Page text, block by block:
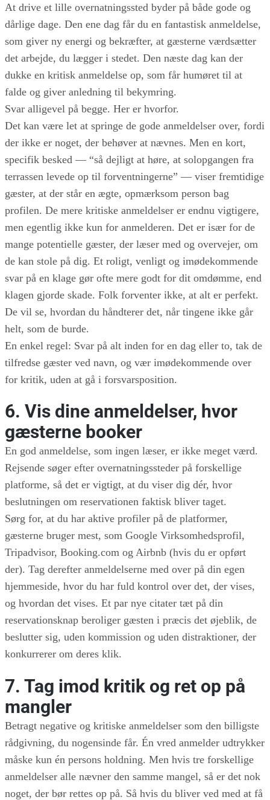
At drive et lille overnatningssted byder på både gode og
dårlige dage. Den ene dag får du en fantastisk anmeldelse,
som giver ny energi og bekræfter, at gæsterne værdsætter
det arbejde, du lægger i stedet. Den næste dag kan der
dukke en kritisk anmeldelse op, som får humøret til at
falde og giver anledning til bekymring.
Svar alligevel på begge. Her er hvorfor.
Det kan være let at springe de gode anmeldelser over, fordi
der ikke er noget, der behøver at nævnes. Men en kort,
specifik besked — “så dejligt at høre, at solopgangen fra
terrassen levede op til forventningerne” — viser fremtidige
gæster, at der står en ægte, opmærksom person bag
profilen. De mere kritiske anmeldelser er endnu vigtigere,
men egentlig ikke kun for anmelderen. Det er især for de
mange potentielle gæster, der læser med og overvejer, om
de kan stole på dig. Et roligt, venligt og imødekommende
svar på en klage gør ofte mere godt for dit omdømme, end
klagen gjorde skade. Folk forventer ikke, at alt er perfekt.
De vil se, hvordan du håndterer det, når tingene ikke går
helt, som de burde.
En enkel regel: Svar på alt inden for en dag eller to, tak de
tilfredse gæster ved navn, og vær imødekommende over
for kritik, uden at gå i forsvarsposition.
6. Vis dine anmeldelser, hvor
gæsterne booker
En god anmeldelse, som ingen læser, er ikke meget værd.
Rejsende søger efter overnatningssteder på forskellige
platforme, så det er vigtigt, at du viser dig dér, hvor
beslutningen om reservationen faktisk bliver taget.
Sørg for, at du har aktive profiler på de platformer,
gæsterne bruger mest, som Google Virksomhedsprofil,
Tripadvisor, Booking.com og Airbnb (hvis du er opført
der). Tag derefter anmeldelserne med over på din egen
hjemmeside, hvor du har fuld kontrol over det, der vises,
og hvordan det vises. Et par nye citater tæt på din
reservationsknap beroliger gæsten i præcis det øjeblik, de
beslutter sig, uden kommission og uden distraktioner, der
konkurrerer om deres klik.
7. Tag imod kritik og ret op på
mangler
Betragt negative og kritiske anmeldelser som den billigste
rådgivning, du nogensinde får. Én vred anmelder udtrykker
måske kun én persons holdning. Men hvis tre forskellige
anmeldelser alle nævner den samme mangel, så er det nok
noget, der bør rettes op på. Så hvis du bliver ved med at få